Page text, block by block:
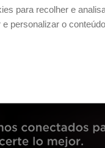
para recolher e
personalizar o